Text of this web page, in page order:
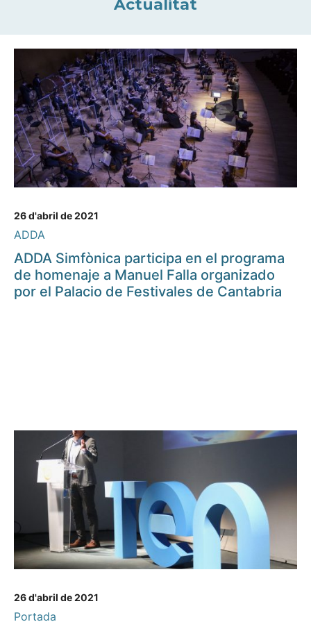
Actualitat
26 d'abril de 2021
ADDA
ADDA Simfònica participa en el programa
de homenaje a Manuel Falla organizado
por el Palacio de Festivales de Cantabria
26 d'abril de 2021
Portada